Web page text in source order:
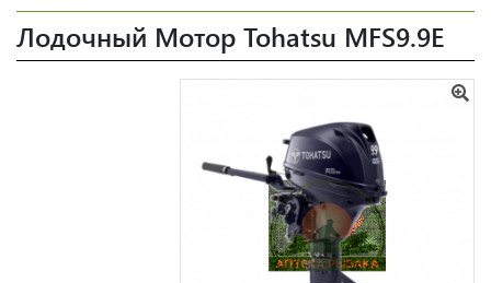
Лодочный Мотор Tohatsu MFS9.9E